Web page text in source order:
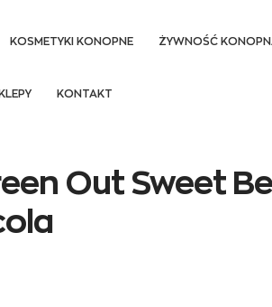
KOSMETYKI KONOPNE ŻYWNOŚĆ
KONTAKT
Out Sweet